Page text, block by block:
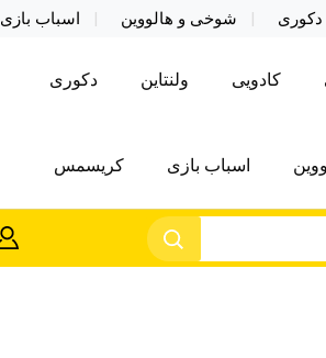
دکوری شوخی و هالووین اسباب بازی
کادویی ولنتاین دکوری
اسباب بازی کریسمس